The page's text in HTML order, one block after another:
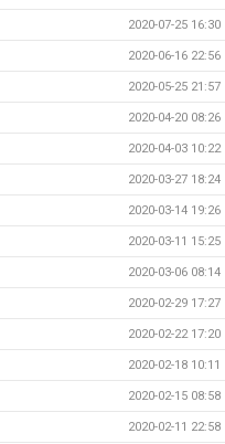
2020-07-25 16:30
2020-06-16 22:56
2020-05-25 21:57
2020-04-20 08:26
2020-04-03 10:22
2020-03-27 18:24
2020-03-14 19:26
2020-03-11 15:25
2020-03-06 08:14
2020-02-29 17:27
2020-02-22 17:20
2020-02-18 10:11
2020-02-15 08:58
2020-02-11 22:58